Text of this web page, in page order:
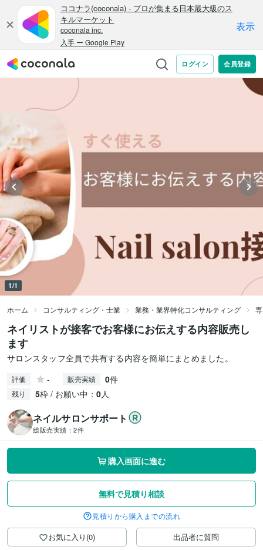
1/1
ホーム コンサルティング・士業 業務・業界特化コンサルティング
ネイリストが接客でお客様にお伝えする内容販売し
ます
サロンスタッフ全員で共有する内容を簡単にまとめました。
評価 - 販売実績 0件
残り 5枠 / お願い中： 0人
ネイルサロンサポート
総販売実績： 2件
購入画面に進む
無料で見積り相談
見積りから購入までの流れ
お気に入り(0) 出品者に質問